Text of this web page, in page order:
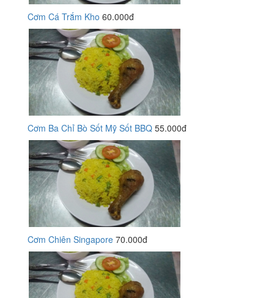
Cơm Cá Trắm Kho 60.000đ
Cơm Ba Chỉ Bò Sốt Mỹ Sốt BBQ 55.000đ
Cơm Chiên Singapore 70.000đ